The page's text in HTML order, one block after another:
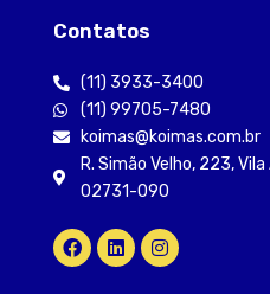
Contatos
(11) 3933-3400
(11) 99705-7480
koimas@koimas.com.br
R. Simão Velho, 223,
02731-090